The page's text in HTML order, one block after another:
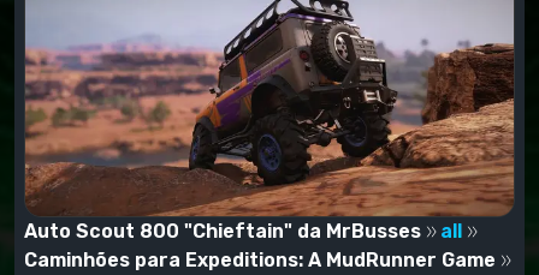
Auto Scout 800 "Chieftain" da MrBusses
all
Caminhões para Expeditions: A MudRunner Game